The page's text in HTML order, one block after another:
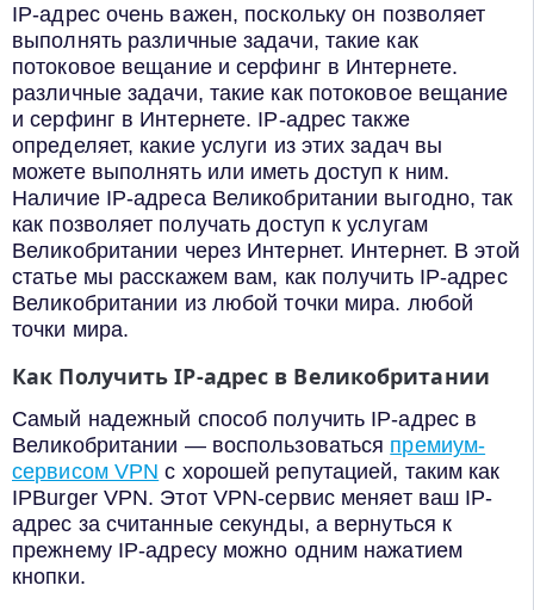
IP-адрес очень важен, поскольку он позволяет
выполнять различные задачи, такие как
потоковое вещание и серфинг в Интернете.
различные задачи, такие как потоковое вещание
и серфинг в Интернете. IP-адрес также
определяет, какие услуги из этих задач вы
можете выполнять или иметь доступ к ним.
Наличие IP-адреса Великобритании выгодно, так
как позволяет получать доступ к услугам
Великобритании через Интернет. Интернет. В этой
статье мы расскажем вам, как получить IP-адрес
Великобритании из любой точки мира. любой
точки мира.
Как Получить IP-адрес в Великобритании
Самый надежный способ получить IP-адрес в
Великобритании — воспользоваться премиум-
сервисом VPN с хорошей репутацией, таким как
IPBurger VPN. Этот VPN-сервис меняет ваш IP-
адрес за считанные секунды, а вернуться к
прежнему IP-адресу можно одним нажатием
кнопки.